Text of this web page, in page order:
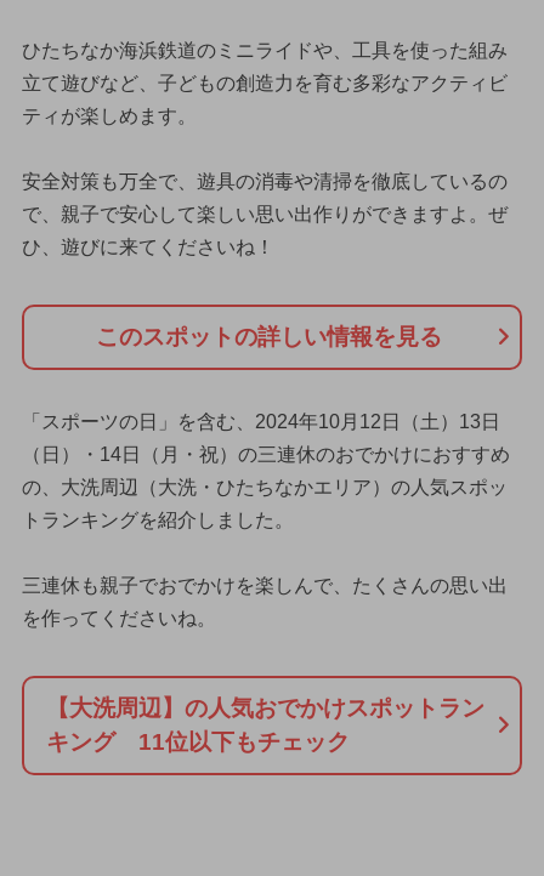
ひたちなか海浜鉄道のミニライドや、工具を使った組み
立て遊びなど、子どもの創造力を育む多彩なアクティビ
ティが楽しめます。
安全対策も万全で、遊具の消毒や清掃を徹底しているの
で、親子で安心して楽しい思い出作りができますよ。ぜ
ひ、遊びに来てくださいね！
このスポットの詳しい情報を見る
「スポーツの日」を含む、2024年10月12日（土）13日
（日）・14日（月・祝）の三連休のおでかけにおすすめ
の、大洗周辺（大洗・ひたちなかエリア）の人気スポッ
トランキングを紹介しました。
三連休も親子でおでかけを楽しんで、たくさんの思い出
を作ってくださいね。
【大洗周辺】の人気おでかけスポットラン
キング 11位以下もチェック